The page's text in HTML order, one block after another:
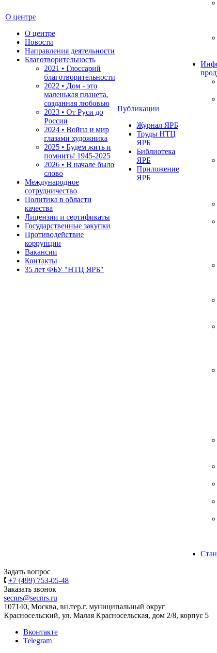
О центре
О центре
Новости
Направления деятельности
Благотворительность
2021 • Глоссарий
благотворительности
2022 • Дом - это
маленькая планета,
созданная любовью
2023 • От Руси до
России
2024 • Война и мир
глазами художника
2025 • Будем жить и
помнить! 1945-2025
2026 • В начале было
слово
Международное
сотрудничество
Политика в области
качества
Лицензии и сертификаты
Государственные закупки
Противодействие
коррупции
Вакансии
Контакты
35 лет ФБУ "НТЦ ЯРБ"
Публикации
Журнал ЯРБ
Труды НТЦ
ЯРБ
Библиотека
ЯРБ
Приложение
ЯРБ
Задать вопрос
+7 (499) 753-05-48
Заказать звонок
secnrs@secnrs.ru
107140, Москва, вн.тер.г. муниципальный округ
Красносельский, ул. Малая Красносельская, дом 2/8, корпус 5
Вконтакте
Telegram